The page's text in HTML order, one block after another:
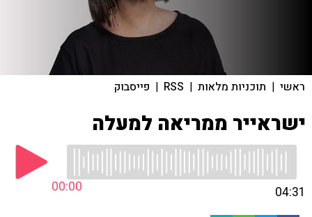
ראשי | תוכניות מלאות |
RSS
| פייסבוק
ישראייר ממריאה למעלה
00:00 04:31